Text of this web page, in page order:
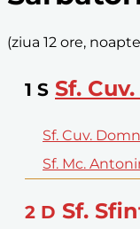
(ziua 12 ore,
1 S Sf.
Sf. Cuv.
Sf. Mc.
2 D Sf.